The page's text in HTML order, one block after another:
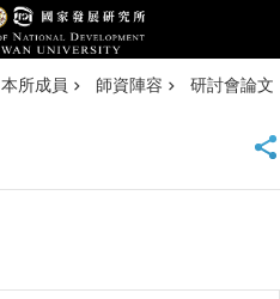
本所成員 師資陣容 研討會論文